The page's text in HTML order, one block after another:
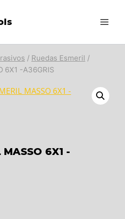
/ Ruedas Esmeril /
6X1 -A36GRIS
MASSO 6X1 -